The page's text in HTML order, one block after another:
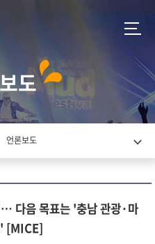
도
언론보도
다음 목표는 '충남 관광·마
[MICE]